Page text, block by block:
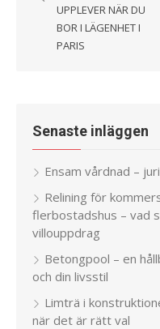
UPPLEVER NÄR DU
BOR I LÄGENHET I
PARIS
Senaste inläggen
Ensam vårdnad –
Relining för
flerbostadshus – vad
villouppdrag
Betongpool – en
och din livsstil
Limträ i
när det är rätt val